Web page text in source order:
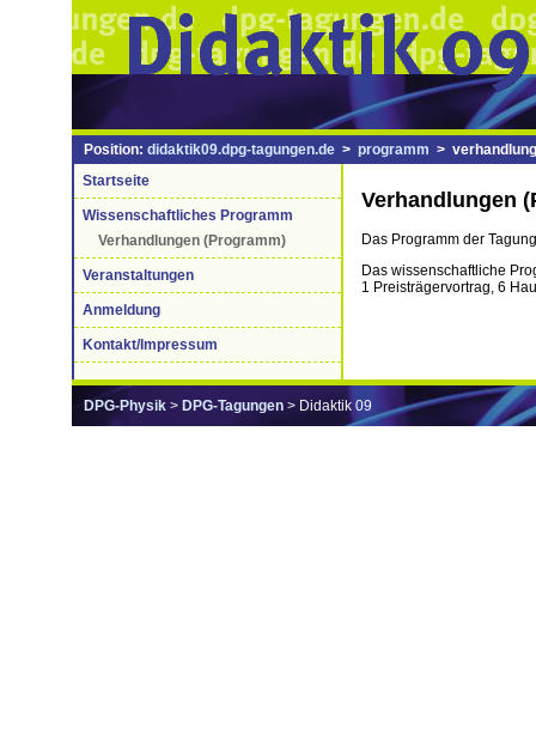
Position: didaktik09.dpg-tagungen.de > programm >
Startseite
Wissenschaftliches Programm
Verhandlungen (Programm)
Veranstaltungen
Anmeldung
Kontakt/Impressum
Verhandlungen
Das Programm der
Das wissenschaftliche
1 Preisträgervortrag, 6
DPG-Physik > DPG-Tagungen > Didaktik 09